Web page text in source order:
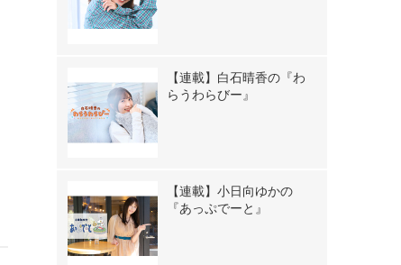
【連載】白石晴香の『わ
らうわらびー』
【連載】小日向ゆかの
『あっぷでーと』